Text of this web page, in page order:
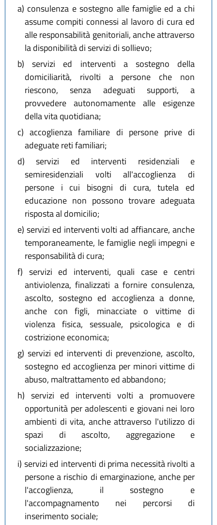
a) consulenza e sostegno alle famiglie ed a chi
assume compiti connessi al lavoro di cura ed
alle responsabilità genitoriali, anche attraverso
la disponibilità di servizi di sollievo;
b) servizi ed interventi a sostegno della
domiciliarità, rivolti a persone che non
riescono, senza adeguati supporti, a
provvedere autonomamente alle esigenze
della vita quotidiana;
c) accoglienza familiare di persone prive di
adeguate reti familiari;
d) servizi ed interventi residenziali e
semiresidenziali volti all'accoglienza di
persone i cui bisogni di cura, tutela ed
educazione non possono trovare adeguata
risposta al domicilio;
e) servizi ed interventi volti ad affiancare, anche
temporaneamente, le famiglie negli impegni e
responsabilità di cura;
f) servizi ed interventi, quali case e centri
antiviolenza, finalizzati a fornire consulenza,
ascolto, sostegno ed accoglienza a donne,
anche con figli, minacciate o vittime di
violenza fisica, sessuale, psicologica e di
costrizione economica;
g) servizi ed interventi di prevenzione, ascolto,
sostegno ed accoglienza per minori vittime di
abuso, maltrattamento ed abbandono;
h) servizi ed interventi volti a promuovere
opportunità per adolescenti e giovani nei loro
ambienti di vita, anche attraverso l'utilizzo di
spazi di ascolto, aggregazione e
socializzazione;
i) servizi ed interventi di prima necessità rivolti a
persone a rischio di emarginazione, anche per
l'accoglienza, il sostegno e
l'accompagnamento nei percorsi di
inserimento sociale;